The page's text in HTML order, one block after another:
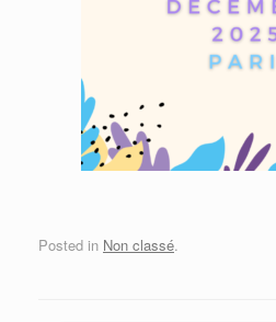
Posted in Non classé.